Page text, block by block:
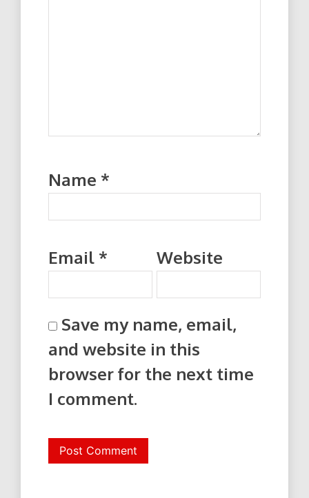
Name *
Email * Website
Save my name, email,
and website in this
browser for the next time
I comment.